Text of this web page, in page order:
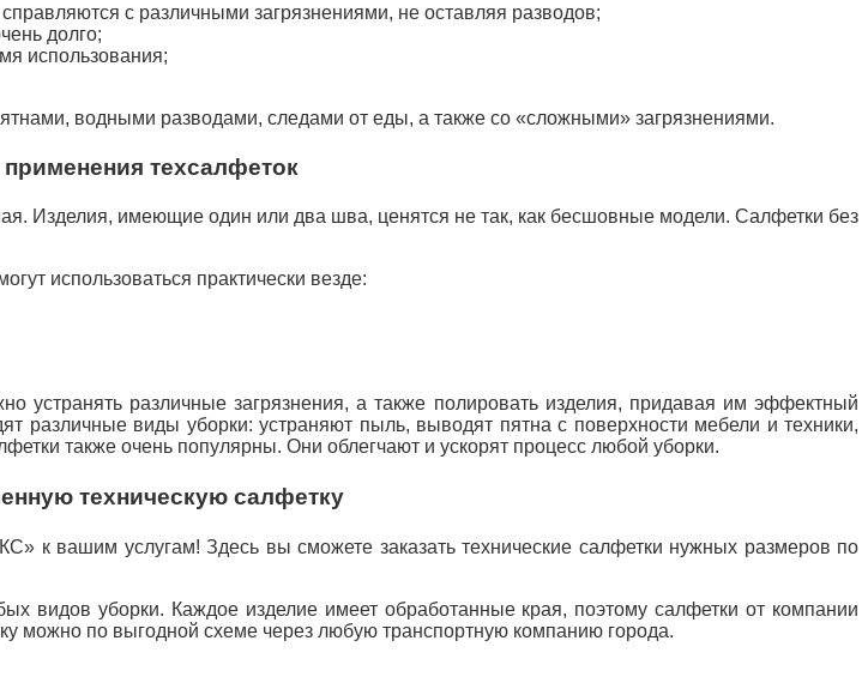
с различными загрязнениями, не оставляя разводов;
долго;
использования;
водными разводами, следами от еды, а также со «сложными» загрязнениями.
техсалфеток
Изделия, имеющие один или два шва, ценятся не так, как бесшовные модели. Салфетки без
использоваться практически везде:
различные загрязнения, а также полировать изделия, придавая им эффектный
виды уборки: устраняют пыль, выводят пятна с поверхности мебели и техники,
также очень популярны. Они облегчают и ускорят процесс любой уборки.
техническую салфетку
к вашим услугам! Здесь вы сможете заказать технические салфетки нужных размеров по
видов уборки. Каждое изделие имеет обработанные края, поэтому салфетки от компании
можно по выгодной схеме через любую транспортную компанию города.